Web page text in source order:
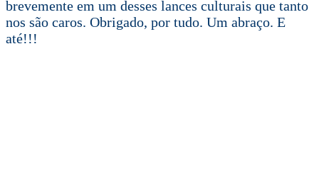
brevemente em um desses lances culturais que tanto
nos são caros. Obrigado, por tudo. Um abraço. E
até!!!